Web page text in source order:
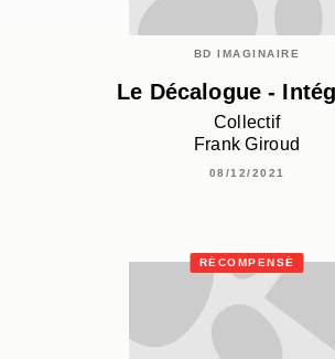
BD IMAGINAIRE
Le Décalogue -
Collectif
Frank Giroud
08/12/2021
RÉCOMPENSÉ